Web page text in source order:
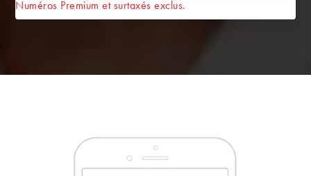
Numéros Premium et surtaxés exclus.